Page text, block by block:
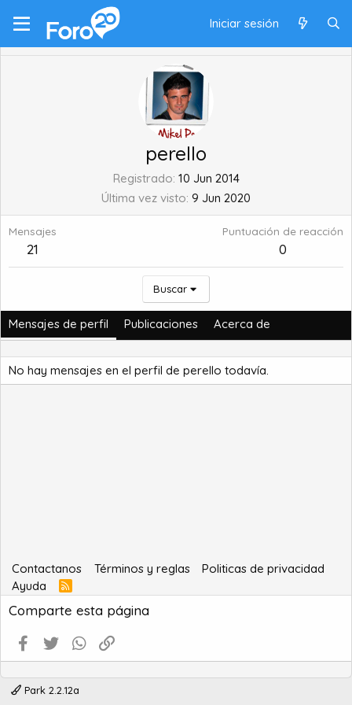
Iniciar sesión
perello
Registrado 10 Jun 2014
Última vez visto 9 Jun 2020
Mensajes
21
Puntuación de reacción
0
Buscar
Mensajes de perfil Publicaciones Acerca de
No hay mensajes en el perfil de perello todavía.
Contactanos Términos y reglas
Politicas de privacidad
Ayuda
R
S
S
Comparte esta página
Facebook
Twitter WhatsApp
Park 2.2.12a